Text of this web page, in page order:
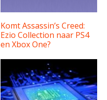
Komt Assassin’s Creed:
Ezio Collection naar PS4
en Xbox One?